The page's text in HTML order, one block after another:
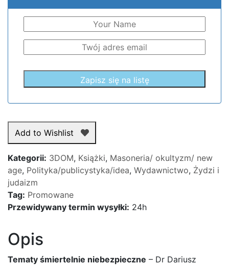
Add to Wishlist
Kategorii: 3DOM, Książki, Masoneria/ okultyzm/ new
age, Polityka/publicystyka/idea, Wydawnictwo, Żydzi i
judaizm
Tag: Promowane
Przewidywany termin wysyłki: 24h
Opis
Tematy śmiertelnie niebezpieczne – Dr Dariusz